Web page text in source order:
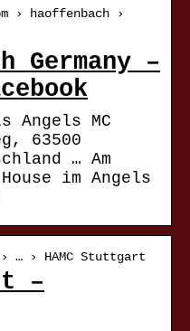
› haoffenbach ›
Germany –
Angels MC
63500
… Am
im Angels
… › HAMC Stuttgart
–